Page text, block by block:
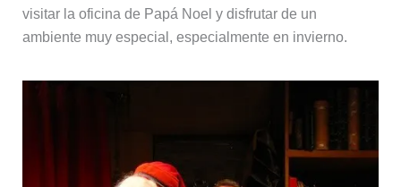
visitar la oficina de Papá Noel y disfrutar de un
ambiente muy especial, especialmente en invierno.